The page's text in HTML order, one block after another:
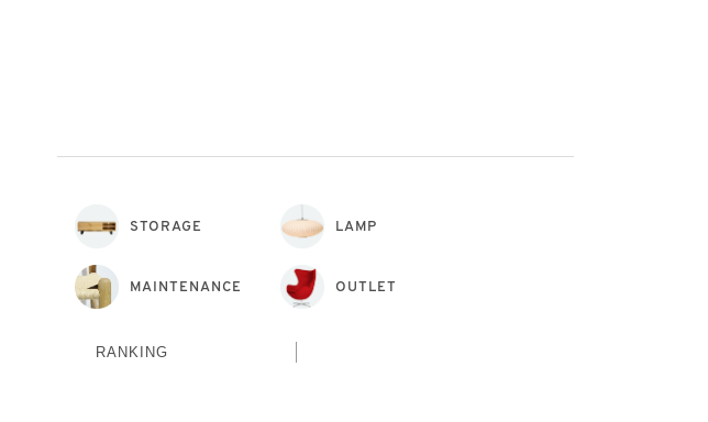
STORAGE LAMP
MAINTENANCE OUTLET
RANKING